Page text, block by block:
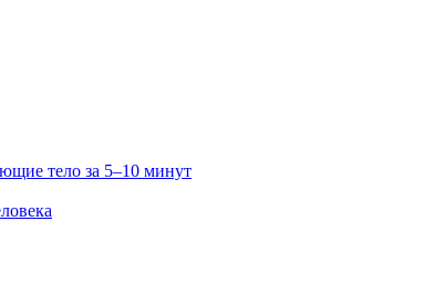
тело за 5–10 минут